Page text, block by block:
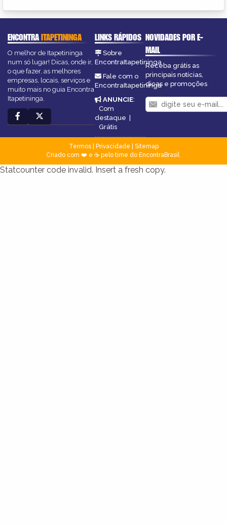
ENCONTRAITAPETININGA
O melhor de Itapetininga
num só lugar! Dicas, onde ir,
o que fazer, as melhores
empresas, locais, serviços e
muito mais no guia Encontra
Itapetininga.
LINKS RÁPIDOS
Sobre
EncontraItapetininga
Fale com o
EncontraItapetininga
ANUNCIE:
Com
destaque
Grátis
NOVIDADES POR E-
MAIL
Receba grátis as
principais notícias,
dicas e promoções
Termos| Privacidade
Sitemap
Criado com ❤️ e ☕ pelo time do EncontraBrasil
Statcounter code invalid. Insert a fresh copy.